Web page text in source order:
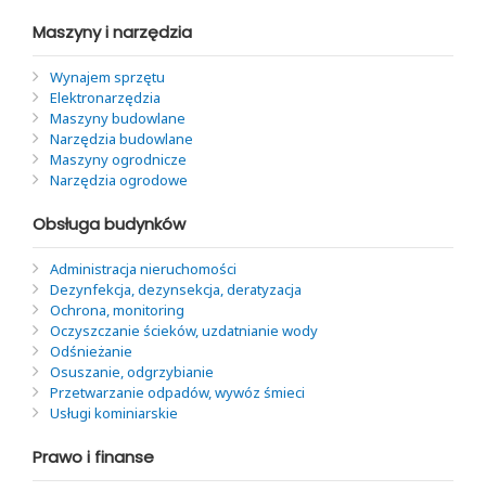
Maszyny i narzędzia
Wynajem sprzętu
Elektronarzędzia
Maszyny budowlane
Narzędzia budowlane
Maszyny ogrodnicze
Narzędzia ogrodowe
Obsługa budynków
Administracja nieruchomości
Dezynfekcja, dezynsekcja, deratyzacja
Ochrona, monitoring
Oczyszczanie ścieków, uzdatnianie wody
Odśnieżanie
Osuszanie, odgrzybianie
Przetwarzanie odpadów, wywóz śmieci
Usługi kominiarskie
Prawo i finanse